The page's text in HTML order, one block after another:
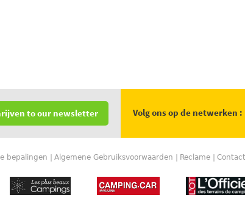
to our newsletter Volg ons op de netwerken :
bepalingen Algemene Gebruiksvoorwaarden Reclame